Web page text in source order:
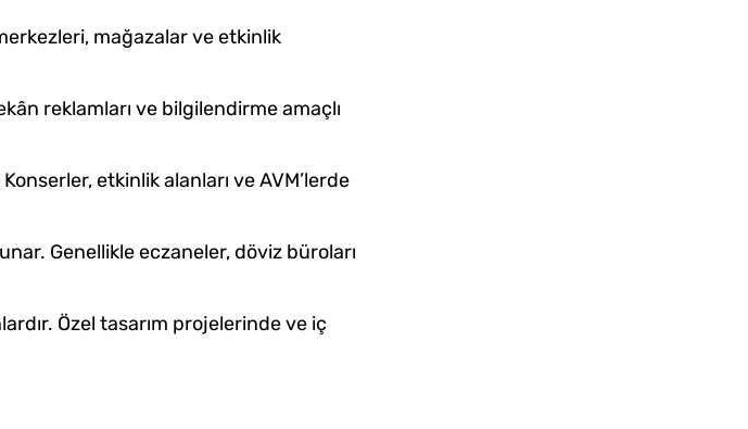
mağazalar ve etkinlik
reklamları ve bilgilendirme amaçlı
etkinlik alanları ve AVM’lerde
Genellikle eczaneler, döviz büroları
Özel tasarım projelerinde ve iç